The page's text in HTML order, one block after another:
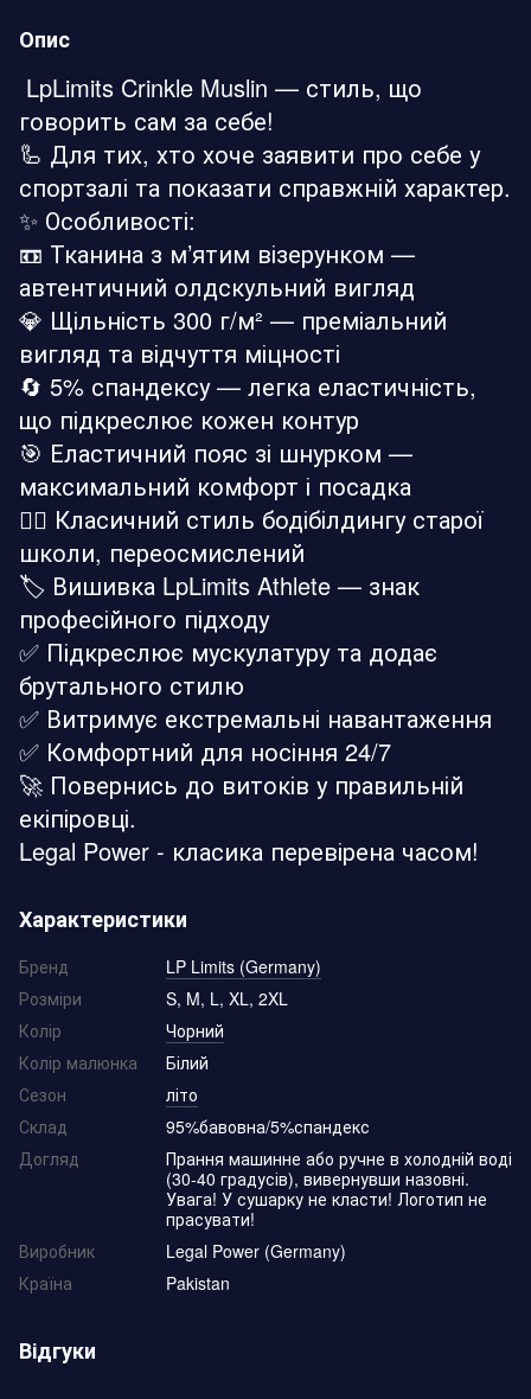
Опис
LpLimits Crinkle Muslin — стиль, що
говорить сам за себе!
🦾 Для тих, хто хоче заявити про себе у
спортзалі та показати справжній характер.
✨ Особливості:
📼 Тканина з м’ятим візерунком —
автентичний олдскульний вигляд
💎 Щільність 300 г/м² — преміальний
вигляд та відчуття міцності
🔄 5% спандексу — легка еластичність,
що підкреслює кожен контур
🎯 Еластичний пояс зі шнурком —
максимальний комфорт і посадка
🏋️‍♂️ Класичний стиль бодібілдингу старої
школи, переосмислений
🏷️ Вишивка LpLimits Athlete — знак
професійного підходу
✅ Підкреслює мускулатуру та додає
брутального стилю
✅ Витримує екстремальні навантаження
✅ Комфортний для носіння 24/7
🚀 Повернись до витоків у правильній
екіпіровці.
Legal Power - класика перевірена часом!
Характеристики
Бренд
LP Limits (Germany)
Розміри
S, M, L, XL, 2XL
Колір
Чорний
Колір малюнка
Білий
Сезон
літо
Склад
95%бавовна/5%спандекс
Догляд
Прання машинне або ручне в холодній воді
(30-40 градусів), вивернувши назовні.
Увага! У сушарку не класти! Логотип не
прасувати!
Виробник
Legal Power (Germany)
Країна
Pakistan
Відгуки